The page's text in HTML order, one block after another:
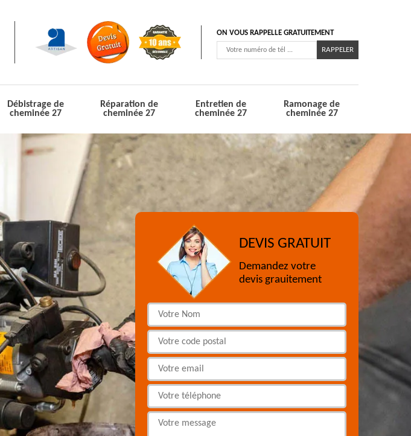
ON VOUS RAPPELLE GRATUITEMENT
Débistrage de
cheminée 27
Réparation de
cheminée 27
Entretien de
cheminée 27
Ramonage de
cheminée 27
DEVIS GRATUIT
Demandez votre
devis grauitement